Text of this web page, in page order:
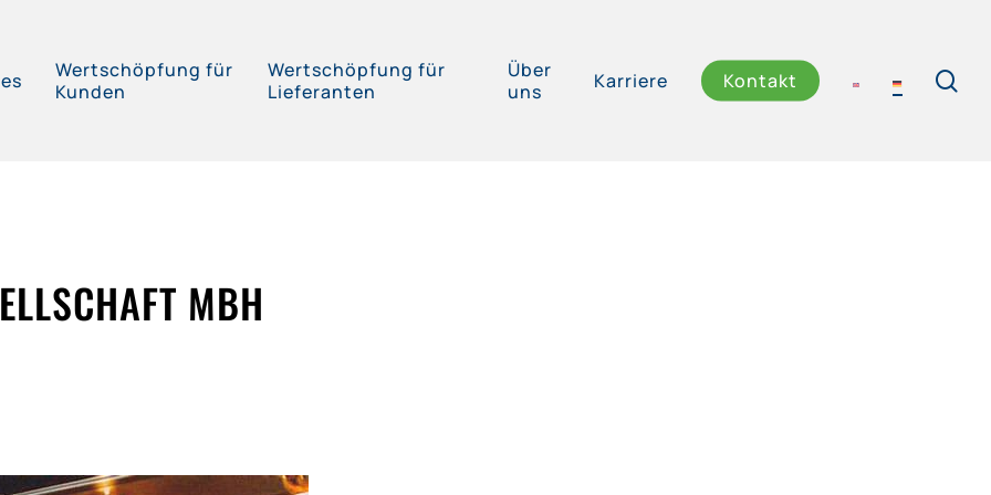
Wertschöpfung für
Kunden
Wertschöpfung für
Lieferanten
Über
uns
Karriere Kontakt
MBH